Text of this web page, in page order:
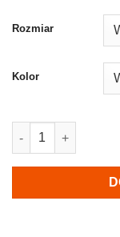
Rozmiar
Kolor
ilość Niskie